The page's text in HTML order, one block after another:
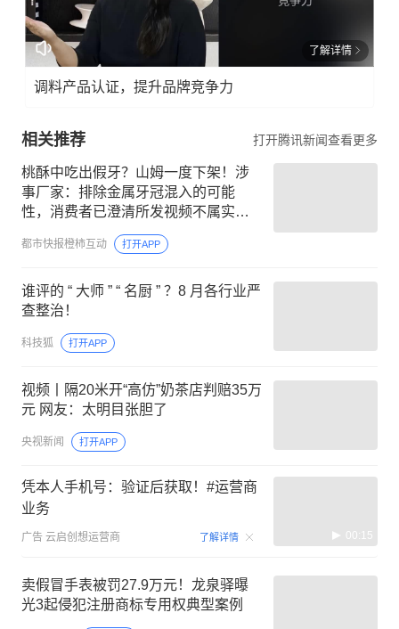
了解详情
调料产品认证，提升品牌竞争力
相关推荐 打开腾讯新闻查看更多
桃酥中吃出假牙？山姆一度下架！涉
事厂家：排除金属牙冠混入的可能
性，消费者已澄清所发视频不属实，
主动删除，因涉及高龄老人，予以谅
解
都市快报橙柿互动 打开APP
谁评的 “ 大师 ” “ 名厨 ” ？8 月各行业严
查整治！
科技狐 打开APP
视频丨隔20米开“高仿”奶茶店判赔35万
元 网友：太明目张胆了
央视新闻 打开APP
凭本人手机号：验证后获取！#运营商
业务
广告 云启创想运营商 了解详情 00:15
卖假冒手表被罚27.9万元！龙泉驿曝
光3起侵犯注册商标专用权典型案例